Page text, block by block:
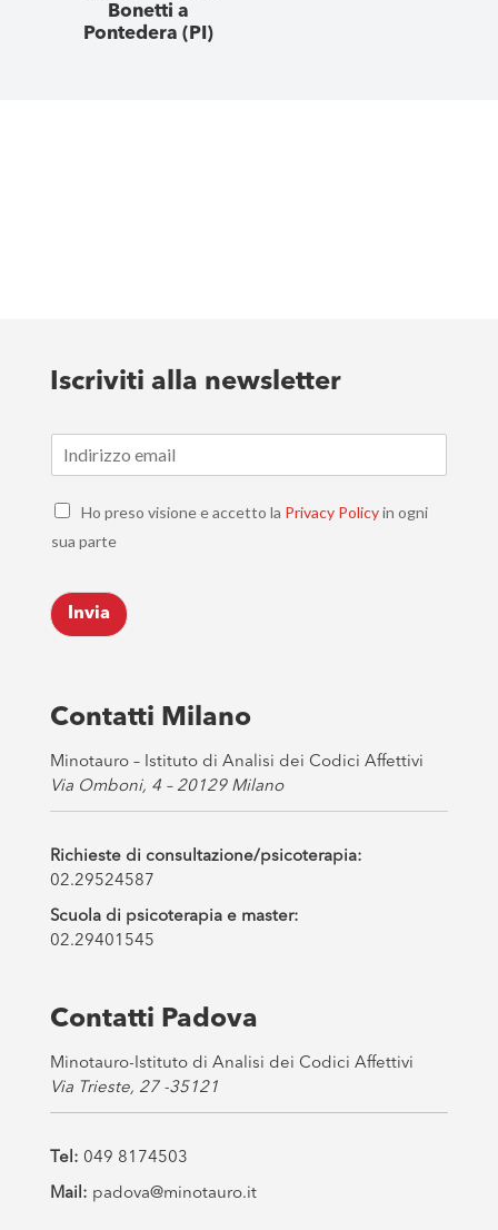
Bonetti a
Pontedera (PI)
Iscriviti alla newsletter
m
*
C
e
k
b
o
s
*
Ho preso visione e accetto la Privacy Policyin ogni
sua parte
Invia
Contatti Milano
Minotauro – Istituto di Analisi dei Codici Affettivi
Via Omboni, 4 – 20129 Milano
Richieste di consultazione/psicoterapia:
02.29524587
Scuola di psicoterapia e master:
02.29401545
Contatti Padova
Minotauro-Istituto di Analisi dei Codici Affettivi
Via Trieste, 27 -35121
Tel: 049 8174503
Mail: padova@minotauro.it